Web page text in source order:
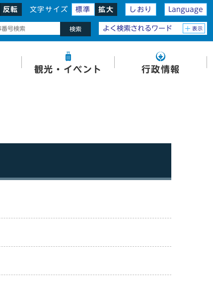
反転 文字サイズ 標準 拡大 しおり Language
検索 よく検索されるワード 表示
観光・イベント 行政情報